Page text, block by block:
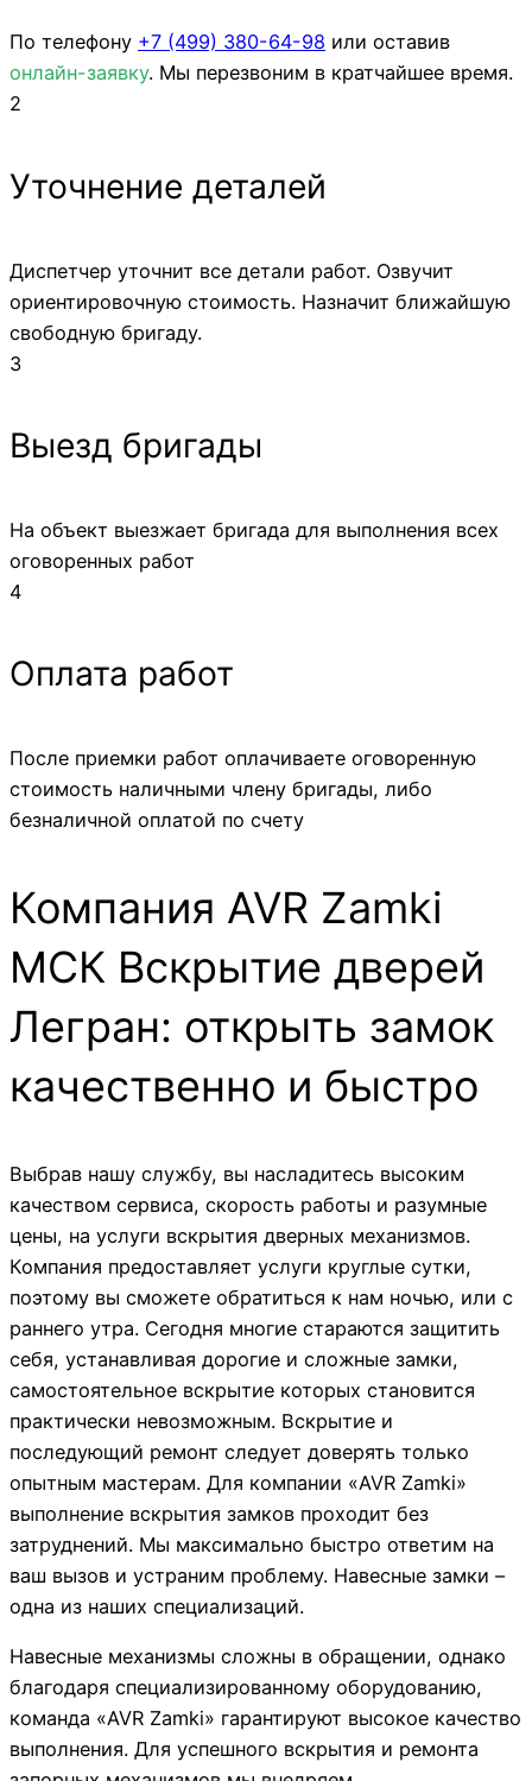
По телефону +7 (499) 380-64-98 или оставив
онлайн-заявку. Мы перезвоним в кратчайшее время.
2
Уточнение деталей
Диспетчер уточнит все детали работ. Озвучит
ориентировочную стоимость. Назначит ближайшую
свободную бригаду.
3
Выезд бригады
На объект выезжает бригада для выполнения всех
оговоренных работ
4
Оплата работ
После приемки работ оплачиваете оговоренную
стоимость наличными члену бригады, либо
безналичной оплатой по счету
Компания AVR Zamki
МСК Вскрытие дверей
Легран: открыть замок
качественно и быстро
Выбрав нашу службу, вы насладитесь высоким
качеством сервиса, скорость работы и разумные
цены, на услуги вскрытия дверных механизмов.
Компания предоставляет услуги круглые сутки,
поэтому вы сможете обратиться к нам ночью, или с
раннего утра. Сегодня многие стараются защитить
себя, устанавливая дорогие и сложные замки,
самостоятельное вскрытие которых становится
практически невозможным. Вскрытие и
последующий ремонт следует доверять только
опытным мастерам. Для компании «AVR Zamki»
выполнение вскрытия замков проходит без
затруднений. Мы максимально быстро ответим на
ваш вызов и устраним проблему. Навесные замки –
одна из наших специализаций.
Навесные механизмы сложны в обращении, однако
благодаря специализированному оборудованию,
команда «AVR Zamki» гарантируют высокое качество
выполнения. Для успешного вскрытия и ремонта